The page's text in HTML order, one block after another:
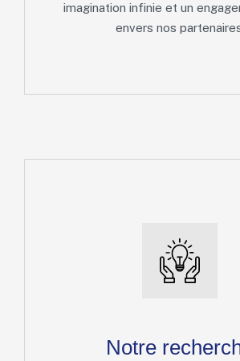
imagination infinie et un
envers nos
Notre